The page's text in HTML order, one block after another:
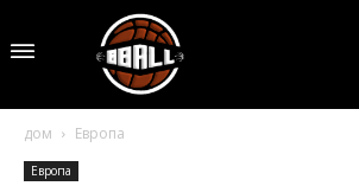
дом Европа
Европа